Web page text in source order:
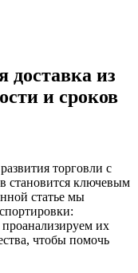
доставка из
и сроков
торговли с
становится ключевым
статье мы
их
чтобы помочь